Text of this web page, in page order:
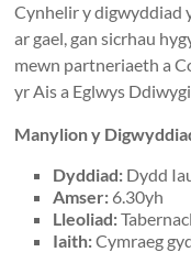
Cynhelir y digwyddiad
ar gael, gan sicrhau
mewn partneriaeth a
yr Ais a Eglwys
Manylion y
Dyddiad: Dydd
Amser: 6.30yh
Lleoliad:
Iaith:Cymraeg